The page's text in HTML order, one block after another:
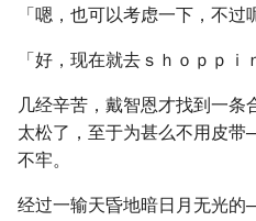
「嗯，也可以考虑一下，不过
「好，现在就去ｓｈｏｐｐｉ
几经辛苦，戴智恩才找到一条
太松了，至于为甚么不用皮
不牢。
经过一输天昏地暗日月无光